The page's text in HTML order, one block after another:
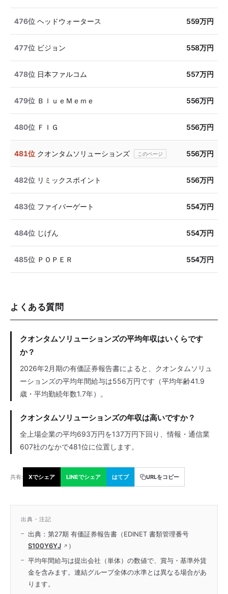
476位 ヘッドウォータース 559万円
477位 ビジョン 558万円
478位 日本ファルコム 557万円
479位 ＢｌｕｅＭｅｍｅ 556万円
480位 ＦＩＧ 556万円
481位 クオンタムソリューションズ 556万円
482位 リミックスポイント 556万円
483位 ファイバーゲート 554万円
484位 じげん 554万円
485位 ＰＯＰＥＲ 554万円
よくある質問
クオンタムソリューションズの平均年収はいくらです
か？
2026年2月期の有価証券報告書によると、クオンタムソリュ
ーションズの平均年間給与は556万円です（平均年齢41.9
歳・平均勤続年数1.7年）。
クオンタムソリューションズの年収は高いですか？
全上場企業の平均693万円を137万円下回り、情報・通信業
607社のなかで481位に位置します。
共有: Xでシェア LINEでシェア はてブ URLをコピー
出典・注記
出典：第27期 有価証券報告書（EDINET 書類管理番号
S100Y6YJ
）
平均年間給与は提出会社（単体）の数値で、賞与・基準外賃
金を含みます。連結グループ全体の水準とは異なる場合があ
ります。